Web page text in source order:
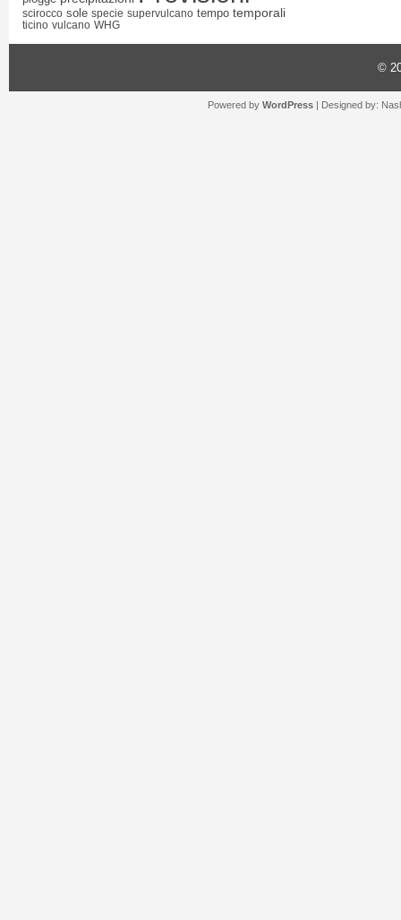
scirocco sole specie supervulcano tempo temporali
ticino vulcano WHG
©
Powered by WordPress | Designed by: